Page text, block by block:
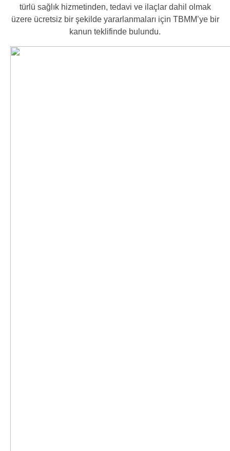
türlü sağlık hizmetinden, tedavi ve ilaçlar dahil olmak
üzere ücretsiz bir şekilde yararlanmaları için TBMM’ye bir
kanun teklifinde bulundu.